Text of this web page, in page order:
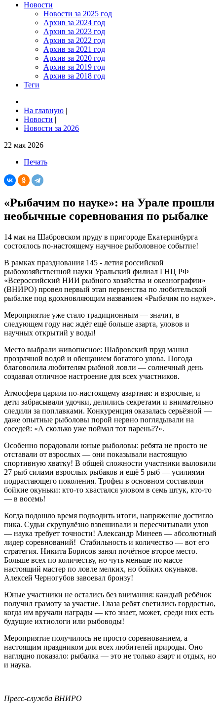
Новости
Новости за 2025 год
Архив за 2024 год
Архив за 2023 год
Архив за 2022 год
Архив за 2021 год
Архив за 2020 год
Архив за 2019 год
Архив за 2018 год
Теги
На главную |
Новости |
Новости за 2026
22 мая 2026
Печать
«Рыбачим по науке»: на Урале прошли
необычные соревнования по рыбалке
14 мая на Шабровском пруду в пригороде Екатеринбурга
состоялось по-настоящему научное рыболовное событие!
В рамках празднования 145 - летия российской
рыбохозяйственной науки Уральский филиал ГНЦ РФ
«Всероссийский НИИ рыбного хозяйства и океанографии»
(ВНИРО) провел первый этап первенства по любительской
рыбалке под вдохновляющим названием «Рыбачим по науке».
Мероприятие уже стало традиционным — значит, в
следующем году нас ждёт ещё больше азарта, уловов и
научных открытий у воды!
Место выбрали живописное: Шабровский пруд манил
прозрачной водой и обещанием богатого улова. Погода
благоволила любителям рыбной ловли — солнечный день
создавал отличное настроение для всех участников.
Атмосфера царила по-настоящему азартная: и взрослые, и
дети забрасывали удочки, делились секретами и внимательно
следили за поплавками. Конкуренция оказалась серьёзной —
даже опытные рыболовы порой нервно поглядывали на
соседей: «А сколько уже поймал тот парень??».
Особенно порадовали юные рыболовы: ребята не просто не
отставали от взрослых — они показывали настоящую
спортивную хватку! В общей сложности участники выловили
27 рыб силами взрослых рыбаков и ещё 5 рыб — усилиями
подрастающего поколения. Трофеи в основном составляли
бойкие окуньки: кто-то хвастался уловом в семь штук, кто-то
— в восемь!
Когда подошло время подводить итоги, напряжение достигло
пика. Судьи скрупулёзно взвешивали и пересчитывали улов
— наука требует точности! Александр Минеев — абсолютный
лидер соревнований! Стабильность и количество — вот его
стратегия. Никита Борисов занял почётное второе место.
Больше всех по количеству, но чуть меньше по массе —
настоящий мастер по ловле мелких, но бойких окуньков.
Алексей Черногубов завоевал бронзу!
Юные участники не остались без внимания: каждый ребёнок
получил грамоту за участие. Глаза ребят светились гордостью,
когда им вручали награды — кто знает, может, среди них есть
будущие ихтиологи или рыбоводы!
Мероприятие получилось не просто соревнованием, а
настоящим праздником для всех любителей природы. Оно
наглядно показало: рыбалка — это не только азарт и отдых, но
и наука.
Пресс-служба ВНИРО